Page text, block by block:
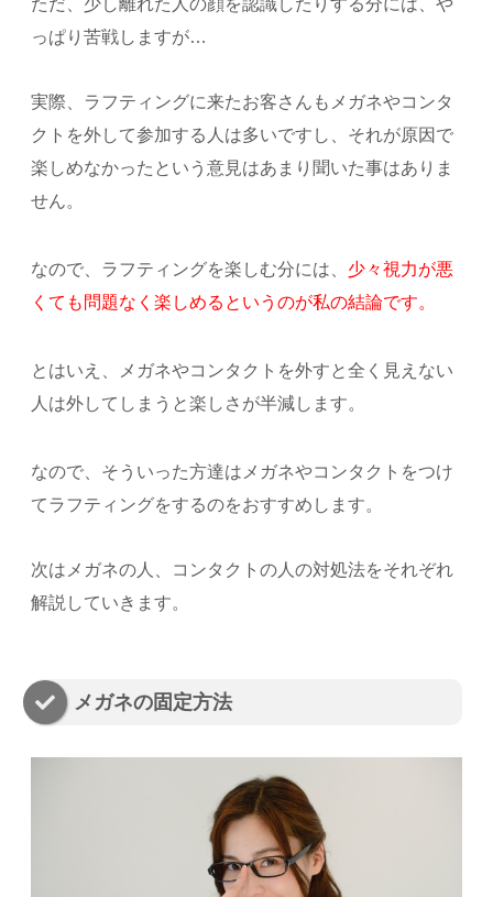
ただ、少し離れた人の顔を認識したりする分には、や
っぱり苦戦しますが…
実際、ラフティングに来たお客さんもメガネやコンタ
クトを外して参加する人は多いですし、それが原因で
楽しめなかったという意見はあまり聞いた事はありま
せん。
なので、ラフティングを楽しむ分には、 少々視力が悪
くても問題なく楽しめるというのが私の結論です。
とはいえ、メガネやコンタクトを外すと全く見えない
人は外してしまうと楽しさが半減します。
なので、そういった方達はメガネやコンタクトをつけ
てラフティングをするのをおすすめします。
次はメガネの人、コンタクトの人の対処法をそれぞれ
解説していきます。
メガネの固定方法